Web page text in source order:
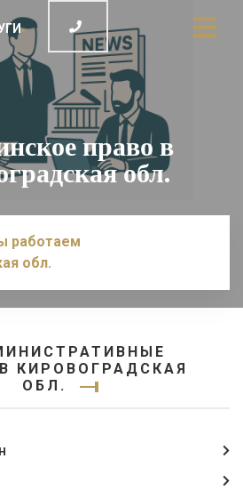
право в
обл.
работаем
обл.
КИРОВОГРАДСКАЯ
ОБЛ.